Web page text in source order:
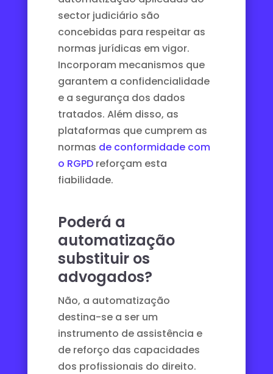
sector judiciário são
concebidas para respeitar as
normas jurídicas em vigor.
Incorporam mecanismos que
garantem a confidencialidade
e a segurança dos dados
tratados. Além disso, as
plataformas que cumprem as
normas de conformidade com
o RGPDreforçam esta
fiabilidade.
Poderá a
automatização
substituir os
advogados?
Não, a automatização
destina-se a ser um
instrumento de assistência e
de reforço das capacidades
dos profissionais do direito.